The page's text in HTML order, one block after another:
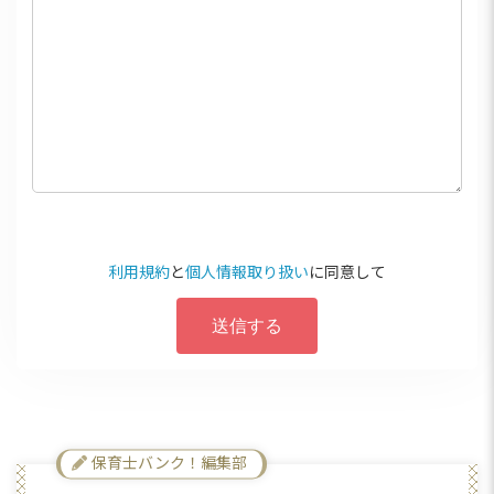
利用規約と個人情報取り扱いに同意して
保育士バンク！編集部